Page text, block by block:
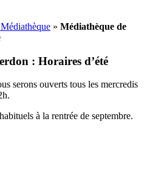
» Médiathèque de
: Horaires d’été
serons ouverts tous les mercredis
à la rentrée de septembre.